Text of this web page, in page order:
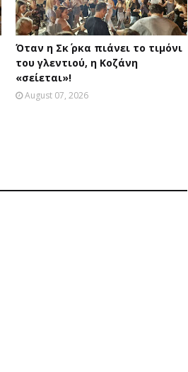
Όταν η Σκ΄ ρκα πιάνει το τιμόνι
του γλεντιού, η Κοζάνη
«σείεται»!
August 07, 2026